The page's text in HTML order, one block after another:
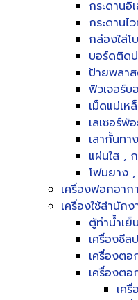
กระดาน
กระดานไ
กล่องใส่โ
บอร์ดติด
ป้ายพลา
ฟิวเจอร์บ
เม็ดแม่เ
เลเซอร์พ้
เสากั้นทา
แผ่นใส ,
โฟมยาง
เครื่องฟอกอาก
เครื่องใช้สำนักง
ตู้ทำน้ำเย็
เครื่องซีล
เครื่องตอ
เครื่องต
เค